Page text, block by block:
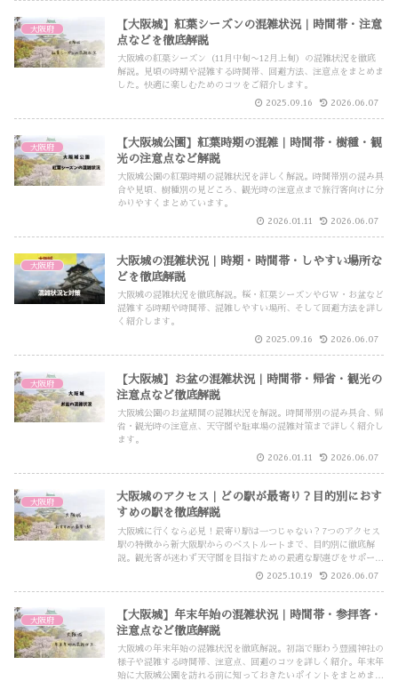
大阪府
【大阪城】紅葉シーズンの混雑状況｜時間帯・注意
点などを徹底解説
大阪城の紅葉シーズン（11月中旬〜12月上旬）の混雑状況を徹底
解説。見頃の時期や混雑する時間帯、回避方法、注意点をまとめま
した。快適に楽しむためのコツをご紹介します。
2025.09.16 2026.06.07
大阪府
【大阪城公園】紅葉時期の混雑｜時間帯・樹種・観
光の注意点など解説
大阪城公園の紅葉時期の混雑状況を詳しく解説。時間帯別の混み具
合や見頃、樹種別の見どころ、観光時の注意点まで旅行客向けに分
かりやすくまとめています。
2026.01.11 2026.06.07
大阪府
大阪城の混雑状況｜時期・時間帯・しやすい場所な
どを徹底解説
大阪城の混雑状況を徹底解説。桜・紅葉シーズンやGW・お盆など
混雑する時期や時間帯、混雑しやすい場所、そして回避方法を詳し
く紹介します。
2025.09.16 2026.06.07
大阪府
【大阪城】お盆の混雑状況｜時間帯・帰省・観光の
注意点など徹底解説
大阪城公園のお盆期間の混雑状況を解説。時間帯別の混み具合、帰
省・観光時の注意点、天守閣や駐車場の混雑対策まで詳しく紹介し
ます。
2026.01.11 2026.06.07
大阪府
大阪城のアクセス｜どの駅が最寄り？目的別におす
すめの駅を徹底解説
大阪城に行くなら必見！最寄り駅は一つじゃない？7つのアクセス
駅の特徴から新大阪駅からのベストルートまで、目的別に徹底解
説。観光客が迷わず天守閣を目指すための最適な駅選びをサポート
2025.10.19 2026.06.07
大阪府
【大阪城】年末年始の混雑状況｜時間帯・参拝客・
注意点など徹底解説
大阪城の年末年始の混雑状況を徹底解説。初詣で賑わう豊國神社の
様子や混雑する時間帯、注意点、回避のコツを詳しく紹介。年末年
始に大阪城公園を訪れる前に知っておきたいポイントをまとめまし